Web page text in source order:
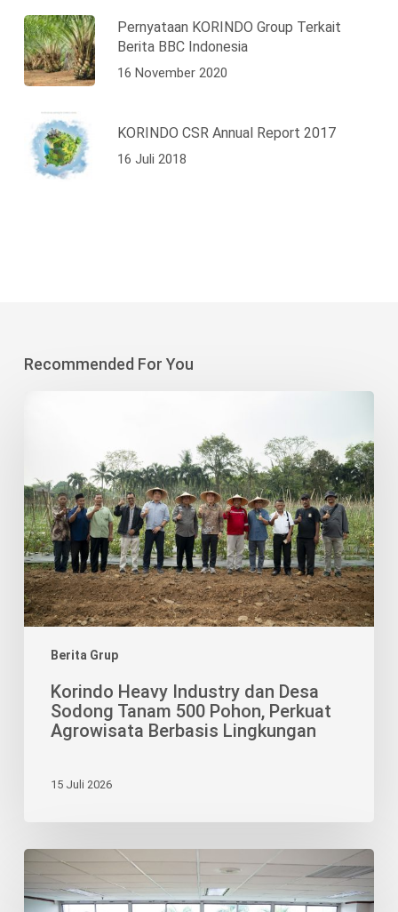
Pernyataan KORINDO Group Terkait
Berita BBC Indonesia
16 November 2020
KORINDO CSR Annual Report 2017
16 Juli 2018
Recommended For You
Berita Grup
Desa
Sodong
Tanam
500
Pohon,
Perkuat
Agrowisata
Korindo Heavy Industry dan Desa
Sodong Tanam 500 Pohon, Perkuat
Agrowisata Berbasis Lingkungan
15 Juli 2026
Yayasan
Hidupkan